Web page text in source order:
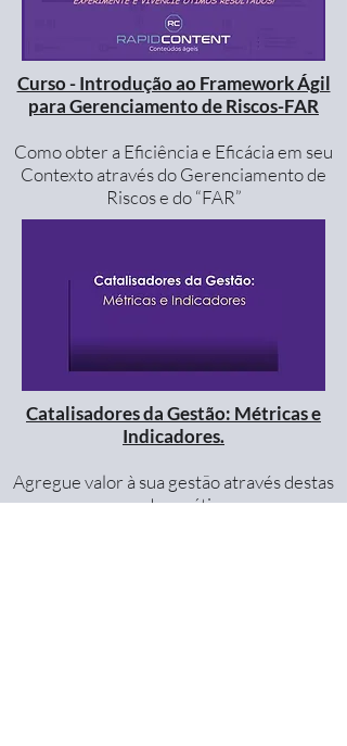
Curso - Introdução ao Framework Ágil
para Gerenciamento de Riscos-FAR
Como obter a Eficiência e Eficácia em seu
Contexto através do Gerenciamento de
Riscos e do “FAR”
Catalisadores da Gestão: Métricas e
Indicadores.
Agregue valor à sua gestão através destas
grandes práticas.